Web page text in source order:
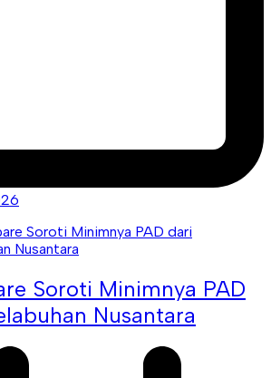
Soroti Minimnya PAD
Nusantara